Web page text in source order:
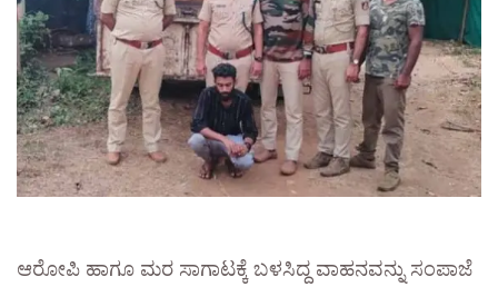
ಆರೋಪಿ ಹಾಗೂ ಮರ ಸಾಗಾಟಕ್ಕೆ ಬಳಸಿದ್ದ ವಾಹನವನ್ನು ಸಂಪಾಜೆ